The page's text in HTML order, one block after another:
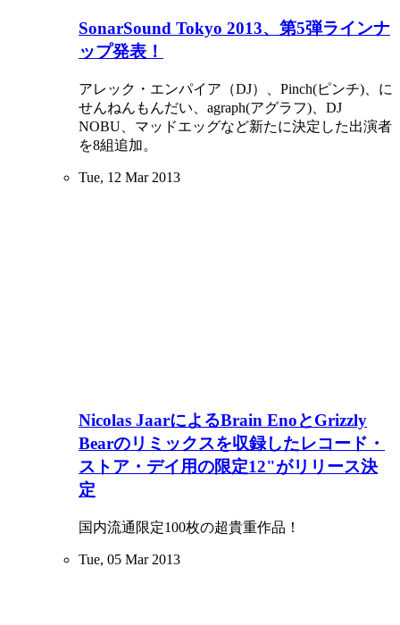
SonarSound Tokyo 2013、第5弾ラインナ
ップ発表！
アレック・エンパイア（DJ）、Pinch(ピンチ)、に
せんねんもんだい、agraph(アグラフ)、DJ
NOBU、マッドエッグなど新たに決定した出演者
を8組追加。
Tue, 12 Mar 2013
Nicolas JaarによるBrain EnoとGrizzly
Bearのリミックスを収録したレコード・
ストア・デイ用の限定12"がリリース決
定
国内流通限定100枚の超貴重作品！
Tue, 05 Mar 2013